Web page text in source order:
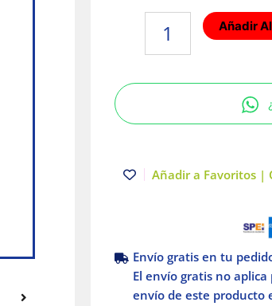
Magnética
Bolsillo
Recargable
Añadir
Añadir a Favoritos |
Envío gratis en tu
El envío gratis no
envío de este producto